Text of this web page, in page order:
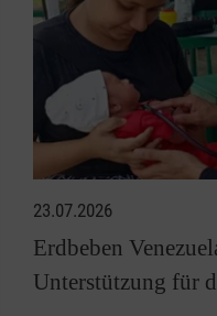
23.07.2026
Erdbeben
Unterstützung für